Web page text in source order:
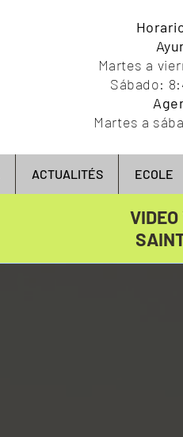
Martes a
Sábado:
Martes a
VIDEO
ACTUALITÉS ECOLE